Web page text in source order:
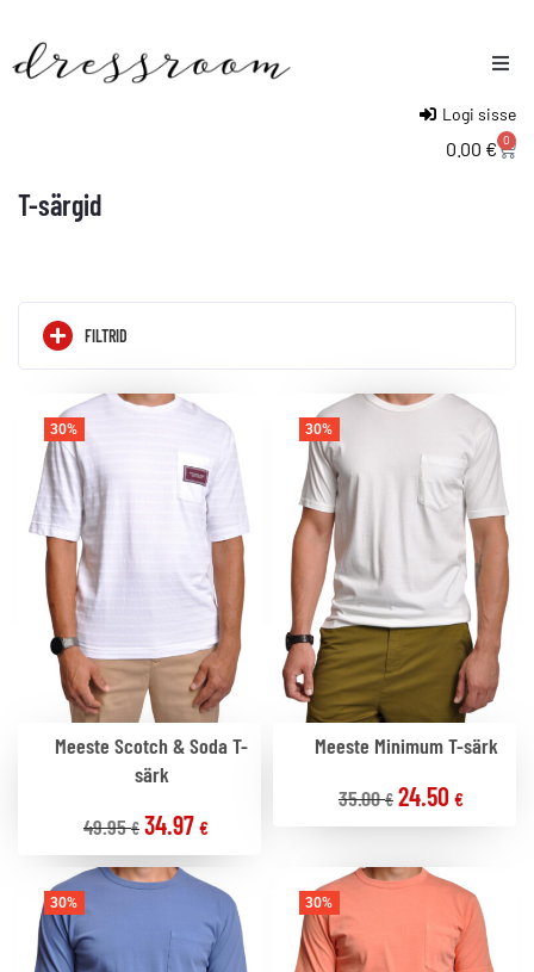
Logi sisse
0.00 € 0
T-särgid
FILTRID
30%
Meeste Scotch & Soda T-
särk
49.95€ 34.97 €
30%
Meeste Minimum T-särk
35.00€ 24.50 €
30% 30%